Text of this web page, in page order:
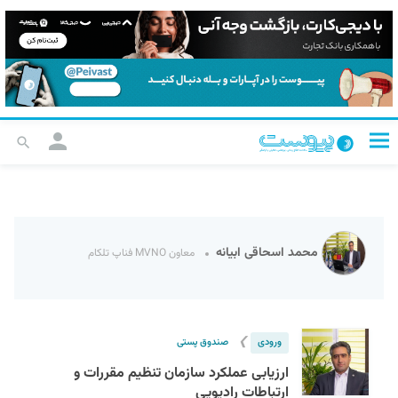
محمد اسحاقی ابیانه معاون MVNO فناپ تلکام
ورودی ❯ صندوق پستی
ارزیابی عملکرد سازمان تنظیم مقررات و
ارتباطات رادیویی